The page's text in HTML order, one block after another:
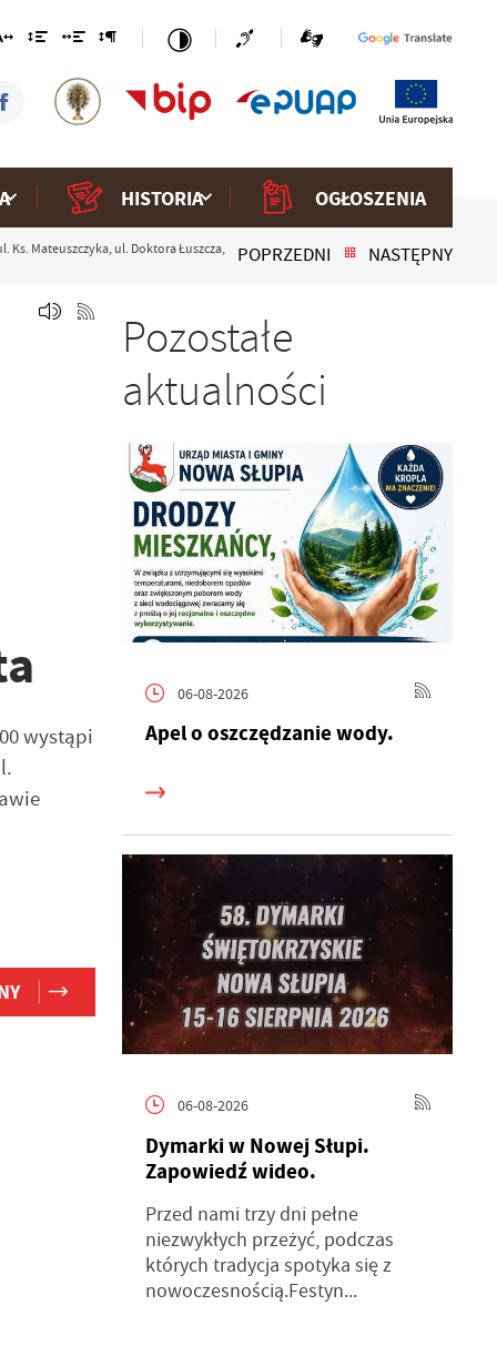
HISTORIA OGŁOSZENIA
Ks. Mateuszczyka, ul. Doktora Łuszcza, POPRZEDNI NASTĘPNY
wystąpi
Pozostałe
aktualności
06-08-2026
Apel o oszczędzanie wody.
06-08-2026
Dymarki w Nowej Słupi.
Zapowiedź wideo.
Przed nami trzy dni pełne
niezwykłych przeżyć, podczas
których tradycja spotyka się z
nowoczesnością.Festyn...